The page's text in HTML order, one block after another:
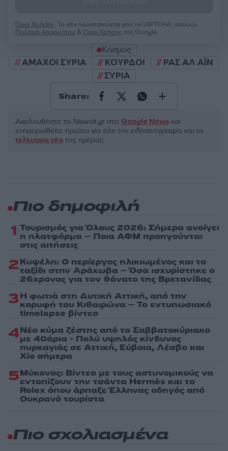
Όροι Χρήσης. Το site προστατεύεται από reCAPTCHA, ισχύουν
Πολιτική Απορρήτου &Όροι Χρήσης της Google.
Κόσμος
ΑΜΑΧΟΙ ΣΥΡΙΑ
ΚΟΥΡΔΟΙ
ΡΑΣ ΑΛ ΑΪΝ
ΣΥΡΙΑ
Share:
Ακολουθήστε το Νewsit.gr στο Google News και
ενημερωθείτε πρώτοι για όλη την ειδησεογραφία και τα
τελευταία νέα της ημέρας
Πιο δημοφιλή
1 Τουρισμός για Όλους 2026: Σήμερα ανοίγει
η πλατφόρμα – Ποια ΑΦΜ προηγούνται
στις αιτήσεις
2Κυψέλη: Ο περίεργος ηλικιωμένος και το
ταξίδι στην Αράχωβα – Όσα ισχυρίστηκε ο
26χρονος για τον θάνατο της Βρετανίδας
3Η φωτιά στη Δυτική Αττική, από την
κορυφή του Κιθαιρώνα – Το εντυπωσιακό
timelapse βίντεο
4Νέο κύμα ζέστης από το Σαββατοκύριακο
με 40άρια - Πολύ υψηλός κίνδυνος
πυρκαγιάς σε Αττική, Εύβοια, Λέσβο και
Χίο σήμερα
5Μύκονος: Βίντεο με τους αστυνομικούς να
εντοπίζουν την τσάντα Hermès και το
Rolex όπου άρπαξε Έλληνας οδηγός από
Ουκρανό τουρίστα
Πιο σχολιασμένα